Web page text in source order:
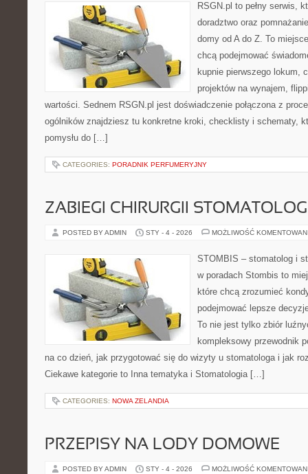
RSGN.pl to pełny serwis,
doradztwo oraz
domy od A do Z. To
chcą podejmować
kupnie pierwszego lokum,
projektów na wynajem,
wartości. Sednem RSGN.pl jest doświadczenie połączona z
ogólników znajdziesz tu konkretne kroki, checklisty i schematy,
pomysłu do […]
CATEGORIES: PORADNIK PERFUMERYJNY
ZABIEGI CHIRURGII
POSTED BY ADMIN STY - 4 - 2026 MOŻLIWOŚĆ
STOMBIS – stomatolog i
w poradach Stombis to
które chcą zrozumieć
podejmować lepsze
To nie jest tylko zbiór
kompleksowy przewodnik
na co dzień, jak przygotować się do wizyty u stomatologa i jak
Ciekawe kategorie to Inna tematyka i Stomatologia […]
CATEGORIES: NOWA ZELANDIA
PRZEPISY NA LODY DOMOWE
POSTED BY ADMIN STY - 4 - 2026 MOŻLIWOŚĆ